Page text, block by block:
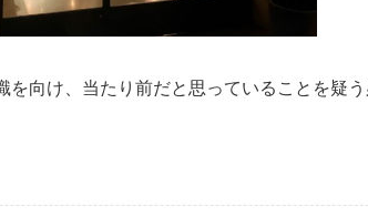
向け、当たり前だと思っていることを疑